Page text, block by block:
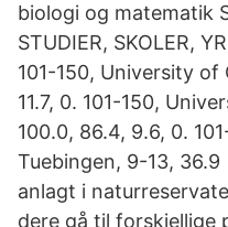
biologi og matematik
STUDIER, SKOLER,
101-150, University of
11.7, 0. 101-150,
100.0, 86.4, 9.6, 0.
Tuebingen, 9-13,
anlagt i
dere gå til forskjellige